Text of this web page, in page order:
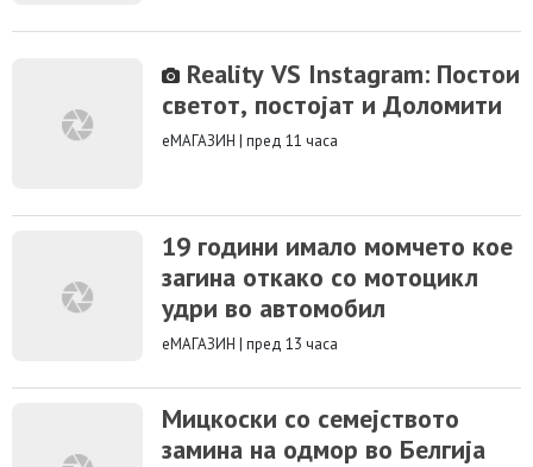
Reality VS Instagram: Постои
светот, постојат и Доломити
еМАГАЗИН | пред 11 часа
19 години имало момчето кое
загина откако со мотоцикл
удри во автомобил
еМАГАЗИН | пред 13 часа
Мицкоски со семејството
замина на одмор во Белгија